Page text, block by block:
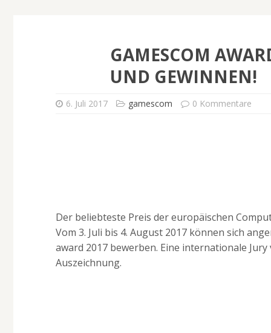
GAMESCOM
UND GEWINNEN!
6. Juli 2017 gamescom 0 Kommentare
Der beliebteste Preis der europäischen
Vom 3. Juli bis 4. August 2017 können sich
award 2017 bewerben. Eine internationale
Auszeichnung.